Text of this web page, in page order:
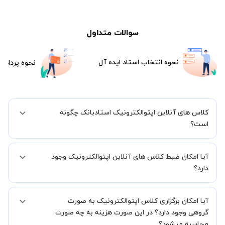
سوالات متداول
نحوه انتخاب استاد ایده آل نحوه
کلاس های آنلاین اپتوالکترونیک استادبانک چگونه
است؟
شما میدهیم که استاد شما پیش از جلسه تمامی موارد لازم برای برگزاری
یک کلاس آنلاین با کیفیت و مفید را به شما توضیح خواهند داد.
آیا امکان ضبط کلاس های آنلاین اپتوالکترونیک وجود
دارد؟
کنید.
آیا امکان برگزاری کلاس اپتوالکترونیک به صورت
گروهی وجود دارد؟ در این صورت هزینه به چه صورت